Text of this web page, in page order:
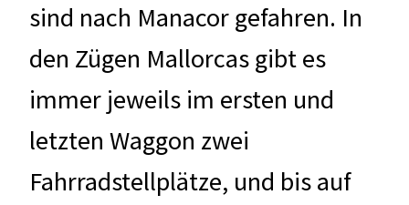
sind nach Manacor gefahren. In
den Zügen Mallorcas gibt es
immer jeweils im ersten und
letzten Waggon zwei
Fahrradstellplätze, und bis auf